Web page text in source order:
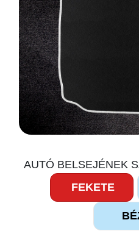
AUTÓ BELSEJÉNEK
FEKETE